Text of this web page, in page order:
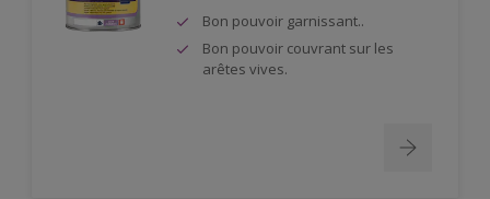
Bon pouvoir garnissant..
Bon pouvoir couvrant sur les
arêtes vives.